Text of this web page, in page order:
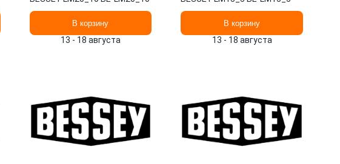
В корзину
13 - 18 августа
В корзину
13 - 18 августа